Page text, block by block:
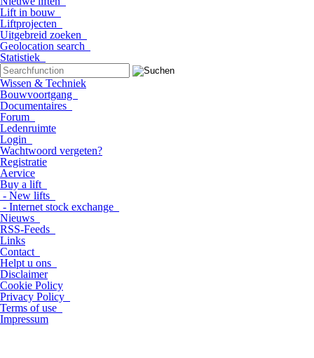
Lift in bouw
Liftprojecten
Uitgebreid zoeken
Geolocation search
Statistiek
Wissen & Techniek
Bouwvoortgang
Documentaires
Forum
Ledenruimte
Login
Wachtwoord vergeten?
Registratie
Aervice
Buy a lift
- New lifts
- Internet stock exchange
Nieuws
RSS-Feeds
Links
Contact
Helpt u ons
Disclaimer
Cookie Policy
Privacy Policy
Terms of use
Impressum